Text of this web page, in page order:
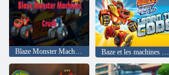
Blaze Monster Machines Crush Baze et les machines monstres Les robots apprennent à coder